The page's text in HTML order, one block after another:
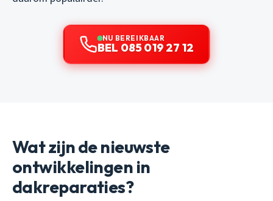
NU BEREIKBAAR
BEL 085 019 27 12
Wat zijn de nieuwste
ontwikkelingen in
dakreparaties?